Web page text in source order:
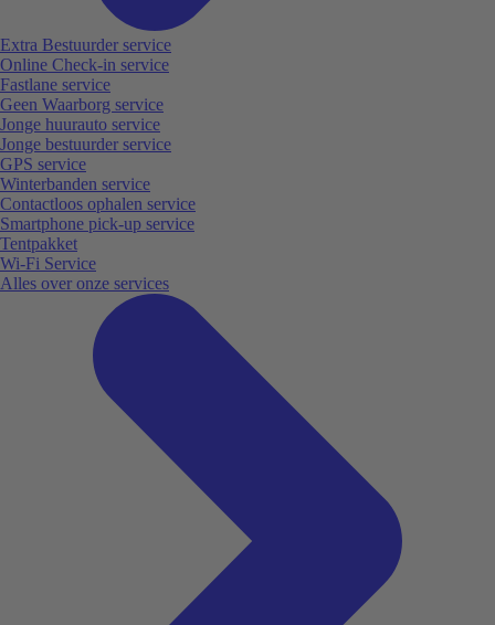
Extra Bestuurder service
Online Check-in service
Fastlane service
Geen Waarborg service
Jonge huurauto service
Jonge bestuurder service
GPS service
Winterbanden service
Contactloos ophalen service
Smartphone pick-up service
Tentpakket
Wi-Fi Service
Alles over onze services